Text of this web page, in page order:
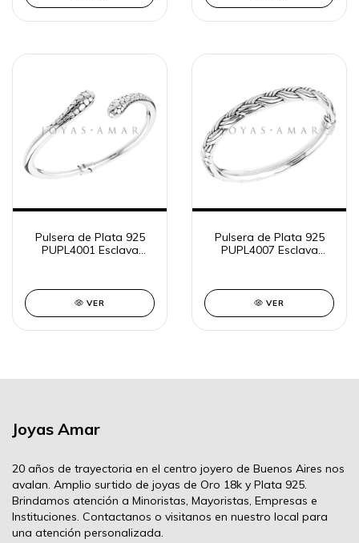
Pulsera de Plata 925
PUPL4001 Esclava
VER
Pulsera de Plata 925
PUPL4007 Esclava
VER
Joyas Amar
20 años de trayectoria en el centro joyero de Buenos Aires nos
avalan. Amplio surtido de joyas de Oro 18k y Plata 925.
Brindamos atención a Minoristas, Mayoristas, Empresas e
Instituciones. Contactanos o visitanos en nuestro local para
una atención personalizada.